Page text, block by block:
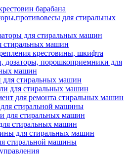
барабана
для стиральных
для стиральных машин
стиральных машин
крестовины, шкифта
дозаторы, порошкоприемники для
машин
для стиральных машин
для стиральных машин
для ремонта стиральных машин
стиральной машины
для стиральных машин
стиральных машин
для стиральных машин
стиральной машины